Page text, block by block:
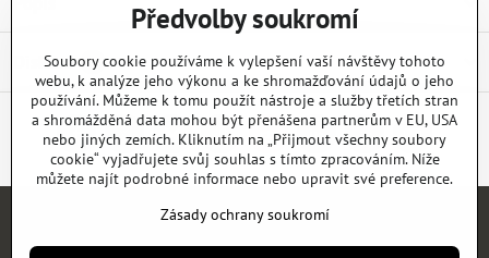
Diskuse 0
FacebookTwitterBlueskyPinterestReddit LinkedInWhatsApp
E-
mail
KATALOGY NEWS
Předvolby soukromí
Soubory cookie používáme k vylepšení vaší návštěvy tohoto
webu, k analýze jeho výkonu a ke shromažďování údajů o jeho
používání. Můžeme k tomu použít nástroje a služby třetích stran
a shromážděná data mohou být přenášena partnerům v EU, USA
nebo jiných zemích. Kliknutím na „Přijmout všechny soubory
cookie“ vyjadřujete svůj souhlas s tímto zpracováním. Níže
můžete najít podrobné informace nebo upravit své preference.
Zásady ochrany soukromí